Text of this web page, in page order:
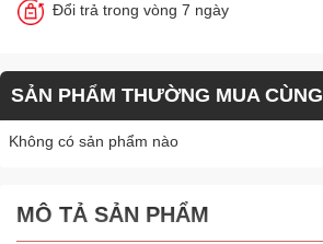
Đổi trả trong vòng 7 ngày
SẢN PHẨM THƯỜNG MUA CÙNG
Không có sản phẩm nào
MÔ TẢ SẢN PHẨM